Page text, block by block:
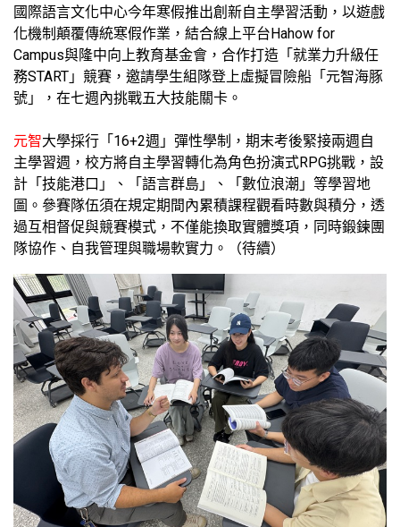
國際語言文化中心今年寒假推出創新自主學習活動，以遊戲
化機制顛覆傳統寒假作業，結合線上平台Hahow for
Campus與隆中向上教育基金會，合作打造「就業力升級任
務START」競賽，邀請學生組隊登上虛擬冒險船「元智海豚
號」，在七週內挑戰五大技能關卡。
元智大學採行「16+2週」彈性學制，期末考後緊接兩週自
主學習週，校方將自主學習轉化為角色扮演式RPG挑戰，設
計「技能港口」、「語言群島」、「數位浪潮」等學習地
圖。參賽隊伍須在規定期間內累積課程觀看時數與積分，透
過互相督促與競賽模式，不僅能換取實體獎項，同時鍛鍊團
隊協作、自我管理與職場軟實力。（待續）